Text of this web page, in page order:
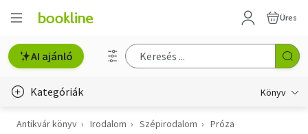
Üres
AI ajánló
Kategóriák Könyv
Életmód, egészség
Antikvár könyv Irodalom Szépirodalom
Próza